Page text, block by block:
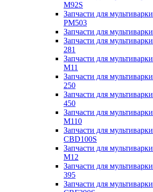
M92S
Запчасти для
PM503
Запчасти для
Запчасти для
281
Запчасти для
M11
Запчасти для
250
Запчасти для
450
Запчасти для
M110
Запчасти для
CBD100S
Запчасти для
M12
Запчасти для
395
Запчасти для